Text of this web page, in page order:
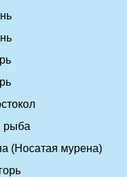
рыба
(Носатая мурена)